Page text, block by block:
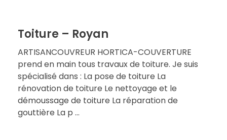
Toiture – Royan
ARTISANCOUVREUR HORTICA-COUVERTURE
prend en main tous travaux de toiture. Je suis
spécialisé dans : La pose de toiture La
rénovation de toiture Le nettoyage et le
démoussage de toiture La réparation de
gouttière La p ...